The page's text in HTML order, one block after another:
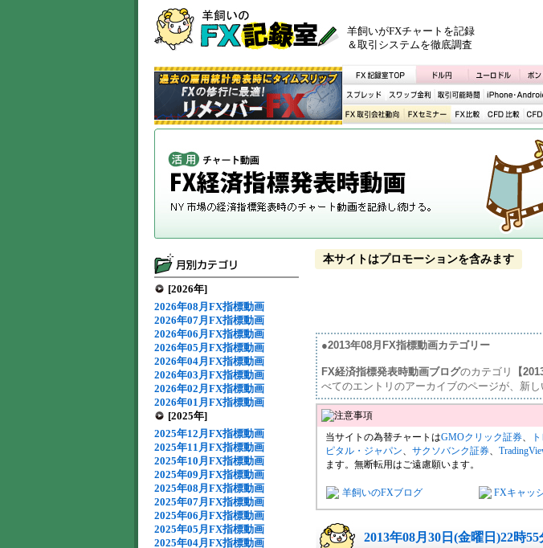
羊飼いがFXチャートを記録
＆取引システムを徹底調査
[2026年]
2026年08月FX指標動画
2026年07月FX指標動画
2026年06月FX指標動画
2026年05月FX指標動画
2026年04月FX指標動画
2026年03月FX指標動画
2026年02月FX指標動画
2026年01月FX指標動画
[2025年]
2025年12月FX指標動画
2025年11月FX指標動画
2025年10月FX指標動画
2025年09月FX指標動画
2025年08月FX指標動画
2025年07月FX指標動画
2025年06月FX指標動画
2025年05月FX指標動画
2025年04月FX指標動画
本サイトはプロモーションを含みます
●2013年08月FX指標動画カテゴリー
FX経済指標発表時動画ブログのカテゴリ 【
べてのエントリのアーカイブのページが、新し
当サイトの為替チャートはGMOクリック証券、
ピタル・ジャパン、 サクソバンク証券、
ます。無断転用はご遠慮願います。
羊飼いのFXブログ FXキャッ
2013年08月30日(金曜日)22時55